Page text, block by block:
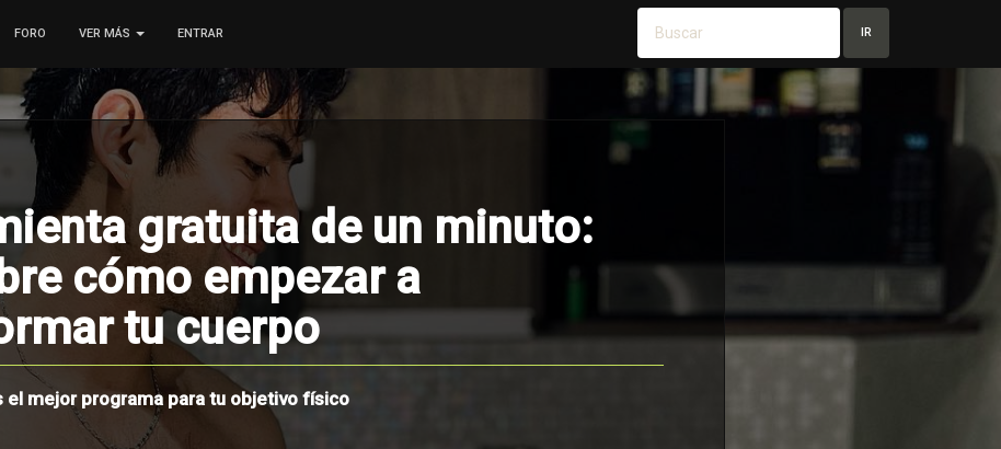
FORO VER MÁS ENTRAR IR
gratuita de un minuto:
cómo empezar a
tu cuerpo
el mejor programa para tu objetivo físico